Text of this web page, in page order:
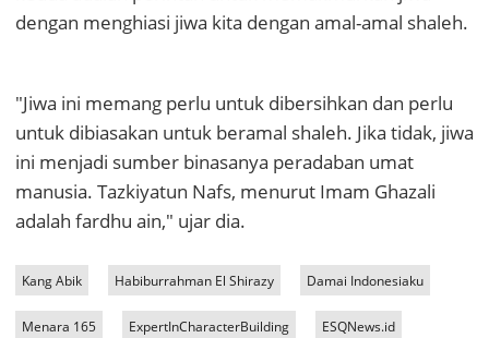
dengan menghiasi jiwa kita dengan amal-amal shaleh.
"Jiwa ini memang perlu untuk dibersihkan dan perlu
untuk dibiasakan untuk beramal shaleh. Jika tidak, jiwa
ini menjadi sumber binasanya peradaban umat
manusia. Tazkiyatun Nafs, menurut Imam Ghazali
adalah fardhu ain," ujar dia.
Kang Abik Habiburrahman El Shirazy Damai Indonesiaku
Menara 165 ExpertInCharacterBuilding ESQNews.id